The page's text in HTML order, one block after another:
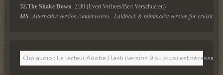
32.The Shake Down 2:30 (Evert Verhees/Bert Verschueren)
MS -Alternative version (underscore) - Laidback & minimalist version for cruising
Clip audio : Le lecteur Adobe Flash (version 9 ou plus) est